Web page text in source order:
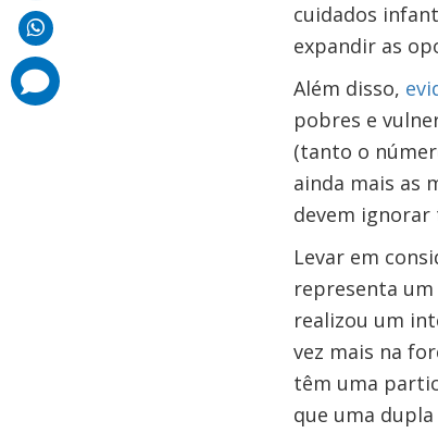
cuidados
expandir as
Além disso,
pobres e
(tanto o
ainda mais as
devem ignorar
Levar em
representa
realizou um
vez mais na
têm uma
que uma
comments
added